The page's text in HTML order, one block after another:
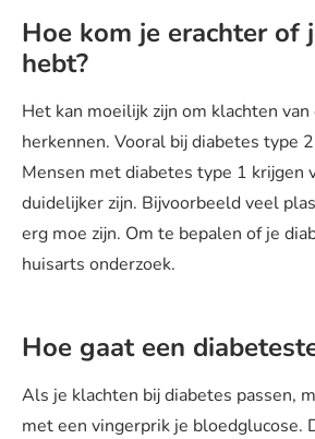
Hoe kom je erachter of
hebt?
Het kan moeilijk zijn om klachten
herkennen. Vooral bij diabetes type
Mensen met diabetes type 1 krijgen
duidelijker zijn. Bijvoorbeeld veel
erg moe zijn. Om te bepalen of je
huisarts onderzoek.
Hoe gaat een
Als je klachten bij diabetes passen,
met een vingerprik je bloedglucose.